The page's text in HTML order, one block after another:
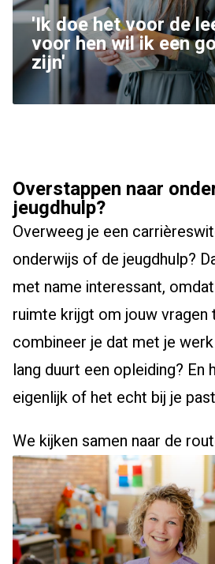
'Ik doe het voor de
voor hen wil ik een
zijn'
Overstappen naar
jeugdhulp?
Overweeg je een
onderwijs of de jeugdhulp?
met name interessant,
ruimte krijgt om jouw vragen
combineer je dat met je
lang duurt een opleiding? En
eigenlijk of het echt bij je
We kijken samen naar de